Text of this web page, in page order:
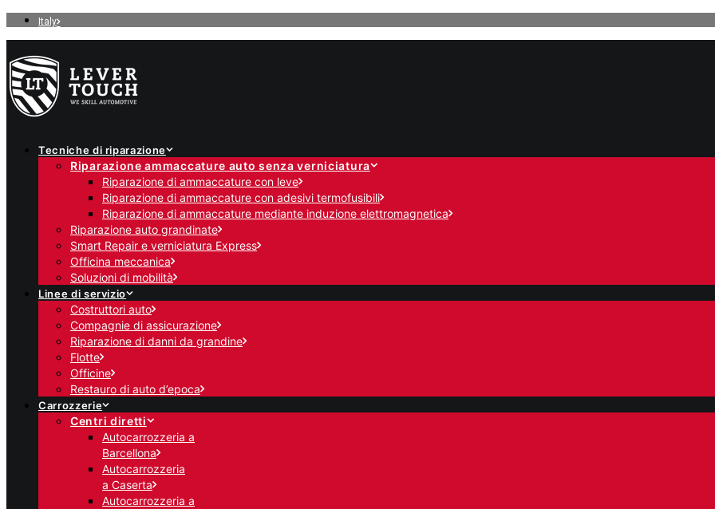
Italy
Tecniche di riparazione
Riparazione ammaccature auto senza verniciatura
Riparazione di ammaccature con leve
Riparazione di ammaccature con adesivi termofusibili
Riparazione di ammaccature mediante induzione elettromagnetica
Riparazione auto grandinate
Smart Repair e verniciatura Express
Officina meccanica
Soluzioni di mobilità
Linee di servizio
Costruttori auto
Compagnie di assicurazione
Riparazione di danni da grandine
Flotte
Officine
Restauro di auto d’epoca
Carrozzerie
Centri diretti
Autocarrozzeria a
Barcellona
Autocarrozzeria
a Caserta
Autocarrozzeria a